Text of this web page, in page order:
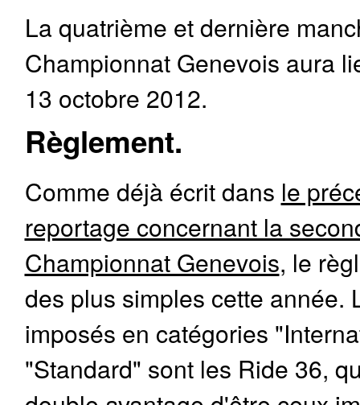
La quatrième et dernière
Championnat Genevois aura
13 octobre 2012.
Règlement.
Comme déjà écrit dans le
reportage concernant la
Championnat Genevois, le
des plus simples cette année.
imposés en catégories
"Standard" sont les Ride 36,